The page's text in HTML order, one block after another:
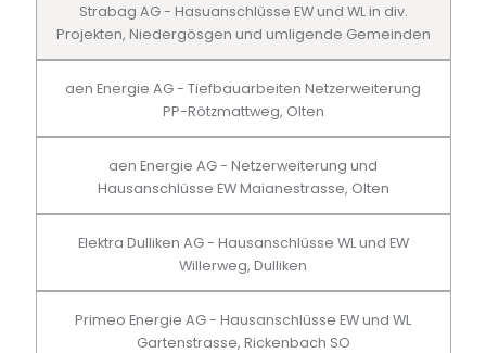
Strabag AG - Hasuanschlüsse EW und WL in div.
Projekten, Niedergösgen und umligende Gemeinden
aen Energie AG - Tiefbauarbeiten Netzerweiterung
PP-Rötzmattweg, Olten
aen Energie AG - Netzerweiterung und
Hausanschlüsse EW Maianestrasse, Olten
Elektra Dulliken AG - Hausanschlüsse WL und EW
Willerweg, Dulliken
Primeo Energie AG - Hausanschlüsse EW und WL
Gartenstrasse, Rickenbach SO